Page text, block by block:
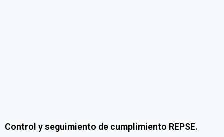
Control y seguimiento de cumplimiento REPSE.